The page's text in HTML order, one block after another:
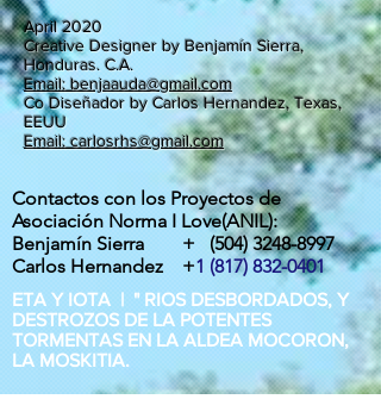
April 2020
Creative Designer by Benjamín Sierra,
Honduras. C.A.
Email: benjaauda@gmail.com
Co Diseñador by Carlos Hernandez, Texas,
EEUU
Email: carlosrhs@gmail.com
Contactos con los Proyectos de
Asociación Norma I Love(ANIL):
Benjamín Sierra + (504) 3248-8997
Carlos Hernandez +1 (817) 832-0401
ETA Y IOTA | " RIOS DESBORDADOS, Y
DESTROZOS DE LA POTENTES
TORMENTAS EN LA ALDEA MOCORON,
LA MOSKITIA.